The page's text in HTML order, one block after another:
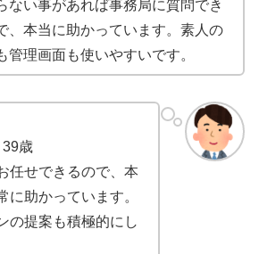
ない事があれば事務局に質問でき
、本当に助かっています。素人の
管理画面も使いやすいです。
歳
任せできるので、本
に助かっています。
の提案も積極的にし